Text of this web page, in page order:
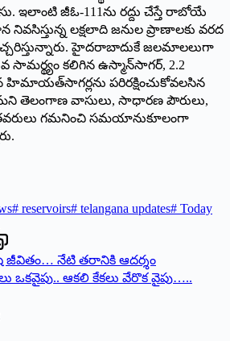
ఇలాంటి జీఓ-111ను రద్దు చేస్తే రాబోయే
లక్షలాది జనుల ప్రాణాలకు వరద
హైదరాబాదుకే జలమాలలుగా
సామర్థ్యం కలిగిన ఉస్మాన్‌సాగర్‌, 2.2
హిమాయత్‌సాగర్లను పరిరక్షించుకోవలసిన
తెలంగాణ వాసులు, సాధారణ పౌరులు,
గమనించి సమయానుకూలంగా
# reservoirs# telangana updates# Today
నేటి తరానికి ఆదర్శం
ఒకవైపు.. ఆకలి కేకలు వేరొక వైపు…..